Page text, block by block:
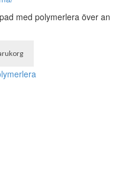
med polymerlera över an